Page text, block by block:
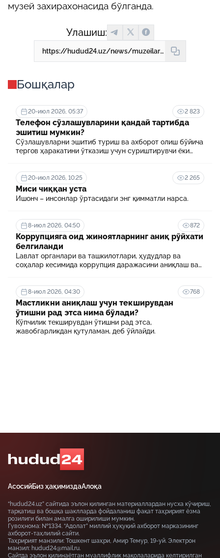
музей захирахонасида бўлганда.
Улашиш:
https://hudud24.uz/news/muzeilarni-tashkil-etish-shartlari-toifalari-va-ularni-moliialashtirish-8-mukhim-koida
Бошқалар
20-июл 2026, 05:37 2 823
Телефон сўзлашувларини қандай тартибда
эшитиш мумкин?
Сўзлашувларни эшитиб туриш ва ахборот олиш бўйича
тергов ҳаракатини ўтказиш учун суриштирувчи ёки
20-июл 2026, 10:25 2 265
Миси чиққан уста
Ишонч – инсонлар ўртасидаги энг қимматли нарса.
8-июл 2026, 04:50 872
Коррупцияга оид жиноятларнинг аниқ рўйхати
белгиланди
Lавлат органлари ва ташкилотлари, ҳудудлар ва
соҳалар кесимида коррупция даражасини аниқлаш ва
8-июл 2026, 04:30 768
Мастликни аниқлаш учун текширувдан
ўтишни рад этса нима бўлади?
Кўпчилик текширувдан ўтишни рад этса,
жавобгарликдан қутуламан, деб ўйлайди.
АсосийБиз ҳақимиздаАлоқа
“hudud24.uz” сайтида эълон қилинган материаллардан нусха кўчириш,
тарқатиш ва бошқа шаклларда фойдаланиш фақат таҳририят ёзма
розилиги билан амалга оширилиши мумкин.
Гувоҳнома: №1334. “Адолат” миллий ҳуқуқий ахборот марказининг
ахборот-таҳлилий сайти.
Таҳририят манзили: Тошкент шаҳри, Амир Темур, 19-уй. Электрон
манзил: hudud24@mail.ru.
Сайтда эълон қилинаётган муаллифлик мақолаларида келтирилган